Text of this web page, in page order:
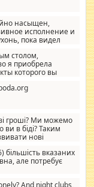
насыщен,
исполнение и
пока видел
и что главное -
удорожающих
столом,
я приобрела
которого вы
гроші? Ми можемо
в біді? Таким
нові
шанс. Кожен
не зможе, вони
суми, і зрілість
більшість вказаних
але потребує